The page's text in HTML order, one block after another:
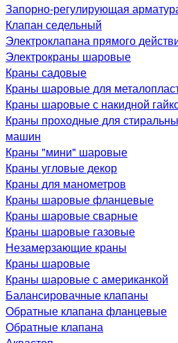
Запорно-регулирующая
Клапан седельный
Электроклапана прямого
Электрокраны шаровые
Краны садовые
Краны шаровые для
Краны шаровые с накидной
Краны проходные для
машин
Краны "мини" шаровые
Краны угловые декор
Краны для манометров
Краны шаровые фланцевые
Краны шаровые сварные
Краны шаровые газовые
Незамерзающие краны
Краны шаровые
Краны шаровые с американкой
Балансировачные клапаны
Обратные клапана фланцевые
Обратные клапана